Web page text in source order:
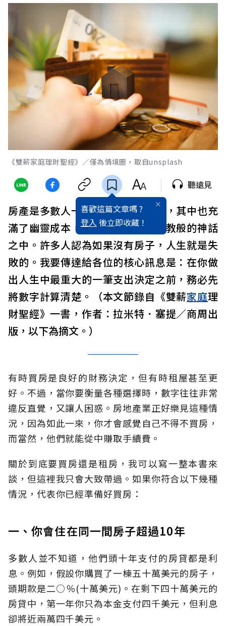
《雙薪家庭理財聖經》／僅為情境圖，取自unsplash
喜歡這篇文章嗎 ?
登入 後立即收藏 !
聽遠見
房產是多數人一生中最重大的開銷，其中也充
滿了幽靈成本，並被包裹在近乎宗教般的神話
之中。許多人認為如果沒有房子，人生就是失
敗的。我要傳達給各位的核心訊息是：在你做
出人生中最重大的一筆支出決定之前，務必先
將數字計算清楚。（本文節錄自《雙薪家庭理
財聖經》一書，作者：拉米特．塞提／商周出
版，以下為摘文。）
有時買房是良好的財務決定，但有時租屋甚至更
好。不過，當你要衡量各種選擇時，數字往往非常
違反直覺，又讓人困惑。房地產業正好樂見這種情
況，因為如此一來，你才會感覺自己不得不買房，
而當然，他們就能從中賺取手續費。
關於到底要買房還是租房，我可以寫一整本書來
談，但這裡我只會大致帶過。如果你符合以下幾種
情況，代表你已經準備好買房：
一、你會住在同一間房子超過10年
多數人並不知道，他們頭十年支付的房貸都是利
息。例如，假設你購買了一棟五十萬美元的房子，
頭期款是二○％(十萬美元)。在剩下四十萬美元的
房貸中，第一年你只為本金支付四千美元，但利息
卻將近兩萬四千美元。